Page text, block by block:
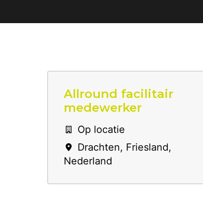
Allround facilitair
medewerker
Op locatie
Drachten, Friesland,
Nederland